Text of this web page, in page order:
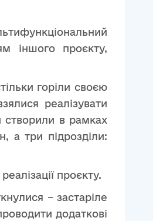
іншого проєкту,
горіли своєю
реалізувати
створили в рамках
а три підрозділи:
проєкту.
– застаріле
додаткові